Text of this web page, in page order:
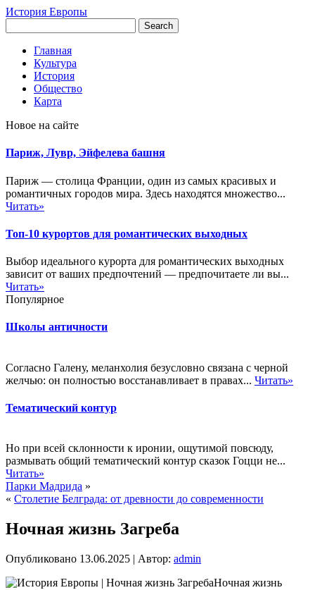
История Европы
Главная
Культура
История
Общество
Карта
Новое на сайте
Париж, Лувр, Эйфелева башня
Париж — столица Франции, один из самых красивых и
романтичных городов мира. Здесь находятся множество...
Читать»
Топ-10 курортов для романтических выходных
Выбор идеального курорта для романтических выходных
зависит от ваших предпочтений — предпочитаете ли вы...
Читать»
Популярное
Школы античности
Согласно Галену, меланхолия безусловно связана с черной
желчью: он полностью восстанавливает в правах... Читать»
Тематический контур
Но при всей склонности к иронии, ощутимой повсюду,
размывать общий тематический контур сказок Гоцци не...
Читать»
Парки Мадрида »
« Столетие Белграда: от древности до современности
Ночная жизнь Загреба
Опубликовано 13.06.2025 | Автор: admin
Ночная жизнь